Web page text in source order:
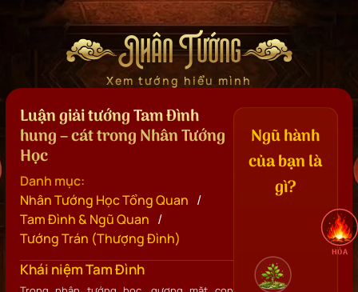
Nhân Tướng
Xem tướng hiểu mình
Luận giải tướng Tam Đình
hung – cát trong Nhân Tướng
Học
Danh mục:
Nhân Tướng Học Tổng Quan /
Tam Đình & Ngũ Quan /
Tướng Trán (Thượng Đình)
Khái niệm Tam Đình
Ngũ hành
của bạn là
gì?
HỎA